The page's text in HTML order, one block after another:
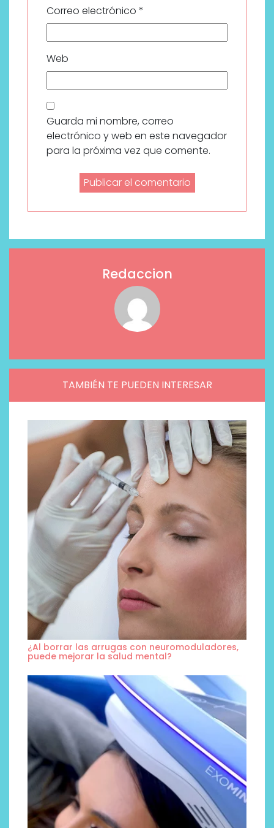
Correo electrónico *
Web
Guarda mi nombre, correo
electrónico y web en este navegador
para la próxima vez que comente.
Redaccion
TAMBIÉN TE PUEDEN INTERESAR
¿Al borrar las arrugas con neuromoduladores,
puede mejorar la salud mental?